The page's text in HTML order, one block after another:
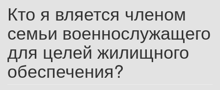
Кто я вляется членом
семьи военнослужащего
для целей жилищного
обеспечения?